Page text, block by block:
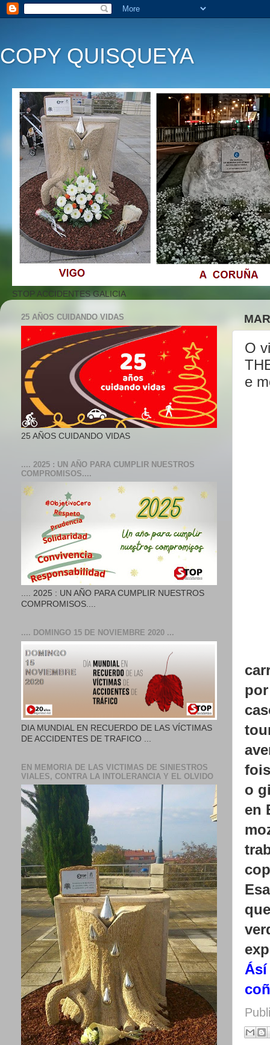
COPY QUISQUEYA
STOP ACCIDENTES GALICIA
O
e
o
en
25 AÑOS CUIDANDO VIDAS
25 AÑOS CUIDANDO VIDAS
.... 2025 : UN AÑO PARA CUMPLIR NUESTROS
COMPROMISOS....
.... 2025 : UN AÑO PARA CUMPLIR NUESTROS
COMPROMISOS....
.... DOMINGO 15 DE NOVIEMBRE 2020 ...
DIA MUNDIAL EN RECUERDO DE LAS VÍCTIMAS
DE ACCIDENTES DE TRAFICO ...
EN MEMORIA DE LAS VICTIMAS DE SINIESTROS
VIALES, CONTRA LA INTOLERANCIA Y EL OLVIDO